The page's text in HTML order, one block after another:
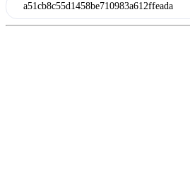
a51cb8c55d1458be710983a612ffeada